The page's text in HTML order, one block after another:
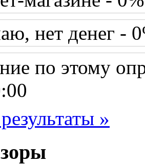
нет денег -
по этому
»